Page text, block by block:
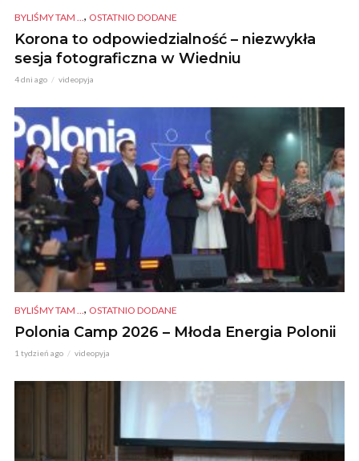
BYLIŚMY TAM ... , OSTATNIO DODANE
Korona to odpowiedzialność – niezwykła
sesja fotograficzna w Wiedniu
4 dni ago videopyja
BYLIŚMY TAM ... , OSTATNIO DODANE
Polonia Camp 2026 – Młoda Energia Polonii
1 tydzień ago videopyja